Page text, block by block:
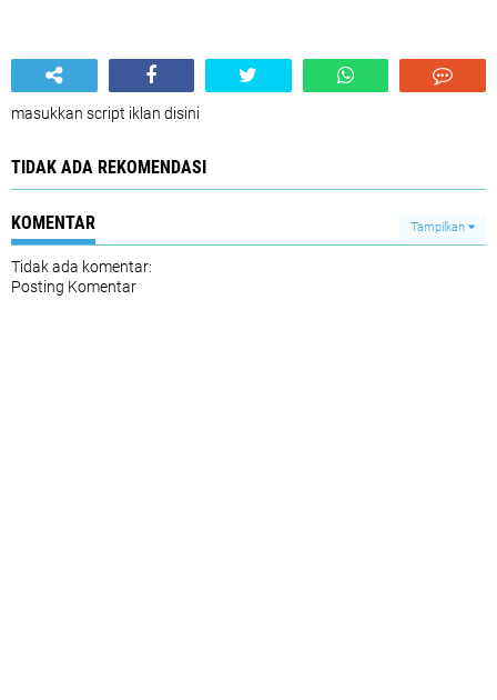
masukkan script iklan disini
TIDAK ADA REKOMENDASI
KOMENTAR Tampilkan
Tidak ada komentar:
Posting Komentar